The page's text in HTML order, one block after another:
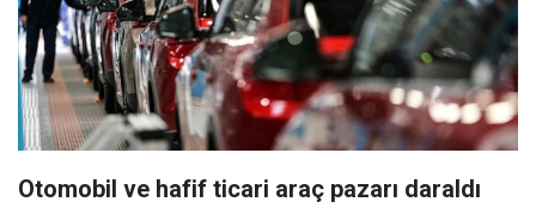
Otomobil ve hafif ticari araç pazarı daraldı